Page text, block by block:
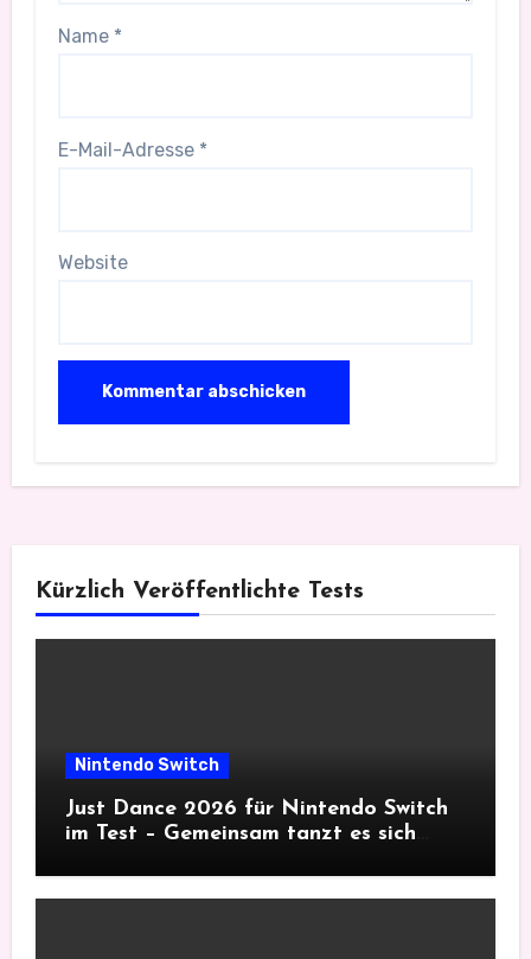
Name *
E-Mail-Adresse *
Website
Kürzlich Veröffentlichte Tests
Nintendo Switch
Just Dance 2026 für Nintendo Switch
im Test – Gemeinsam tanzt es sich